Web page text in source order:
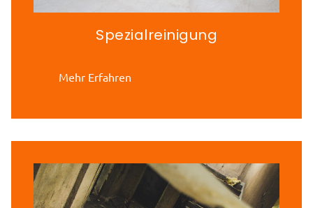
Spezialreinigung
Mehr Erfahren